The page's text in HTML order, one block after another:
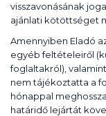
visszavonásának
ajánlati kötöttséget
Amennyiben Eladó
egyéb feltételeiről
foglaltakról),
nem tájékoztatta a
hónappal
határidő lejártát